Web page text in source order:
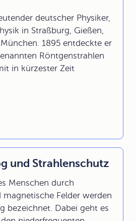
deutscher Physiker,
in Straßburg, Gießen,
1895 entdeckte er
Röntgenstrahlen
in kürzester Zeit
und Strahlenschutz
Menschen durch
magnetische Felder werden
bezeichnet. Dabei geht es